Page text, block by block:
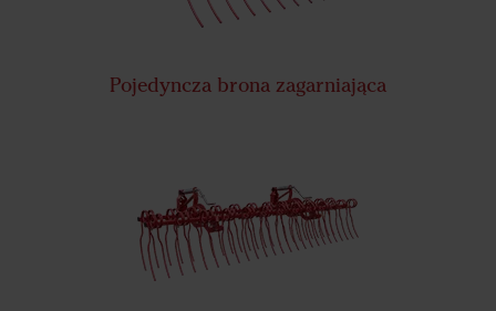
Pojedyncza brona zagarniająca